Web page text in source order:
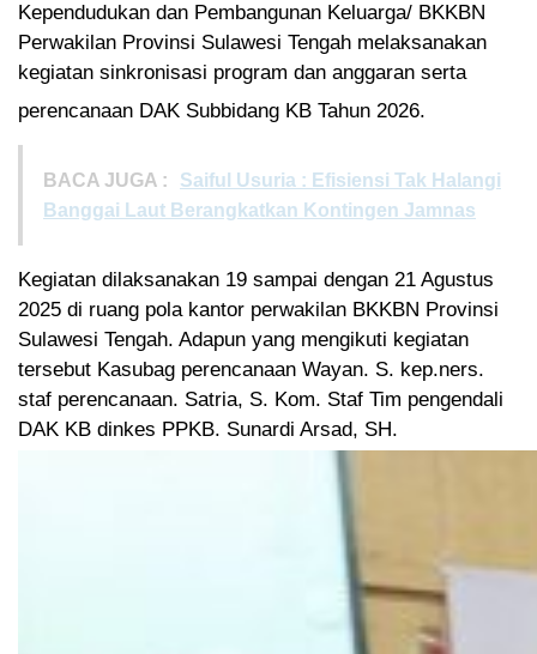
Kependudukan dan Pembangunan Keluarga/ BKKBN
Perwakilan Provinsi Sulawesi Tengah melaksanakan
kegiatan sinkronisasi program dan anggaran serta
perencanaan DAK Subbidang KB Tahun 2026.
BACA JUGA :
Saiful Usuria : Efisiensi Tak Halangi
Banggai Laut Berangkatkan Kontingen Jamnas
Kegiatan dilaksanakan 19 sampai dengan 21 Agustus
2025 di ruang pola kantor perwakilan BKKBN Provinsi
Sulawesi Tengah. Adapun yang mengikuti kegiatan
tersebut Kasubag perencanaan Wayan. S. kep.ners.
staf perencanaan. Satria, S. Kom. Staf Tim pengendali
DAK KB dinkes PPKB. Sunardi Arsad, SH.